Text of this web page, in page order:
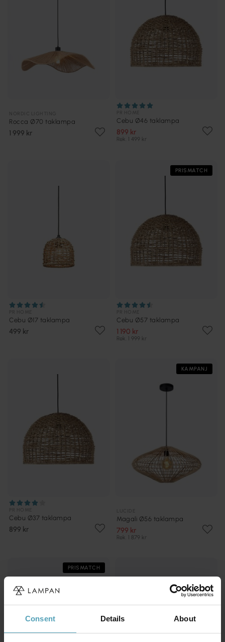
Consent Details About
Rocca Ø70 taklampa
1 999 kr
Cebu Ø46 taklampa
899 kr
Rek. 1 499 kr
Cebu Ø17 taklampa
499 kr
PRISMATCH
Cebu Ø57 taklampa
1 190 kr
Rek. 1 999 kr
Cebu Ø37 taklampa
899 kr
KAMPANJ
Magali Ø56 taklampa
799 kr
Rek. 1 879 kr
PRISMATCH